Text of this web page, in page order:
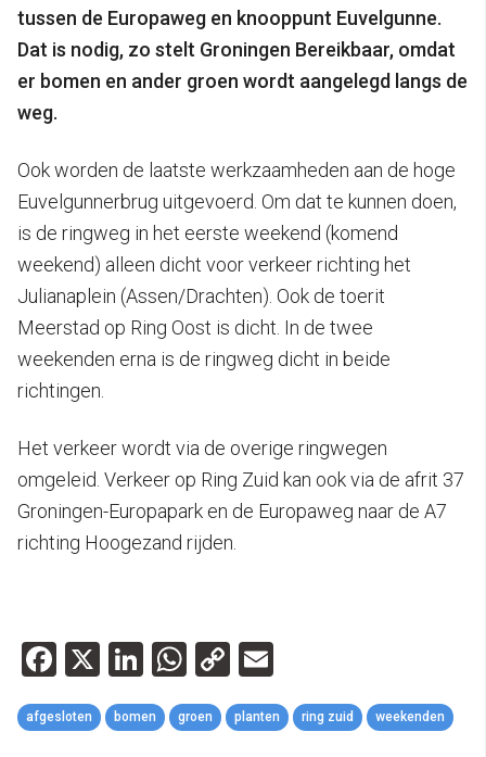
tussen de Europaweg en knooppunt Euvelgunne.
Dat is nodig, zo stelt Groningen Bereikbaar, omdat
er bomen en ander groen wordt aangelegd langs de
weg.
Ook worden de laatste werkzaamheden aan de hoge
Euvelgunnerbrug uitgevoerd. Om dat te kunnen doen,
is de ringweg in het eerste weekend (komend
weekend) alleen dicht voor verkeer richting het
Julianaplein (Assen/Drachten). Ook de toerit
Meerstad op Ring Oost is dicht. In de twee
weekenden erna is de ringweg dicht in beide
richtingen.
Het verkeer wordt via de overige ringwegen
omgeleid. Verkeer op Ring Zuid kan ook via de afrit 37
Groningen-Europapark en de Europaweg naar de A7
richting Hoogezand rijden.
Facebook
X LinkedIn
WhatsApp
Copy
Link
afgesloten bomen groen planten ring zuid weekenden